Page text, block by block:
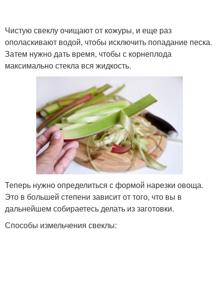
Чистую свеклу очищают от кожуры, и еще раз
ополаскивают водой, чтобы исключить попадание песка.
Затем нужно дать время, чтобы с корнеплода
максимально стекла вся жидкость.
Теперь нужно определиться с формой нарезки овоща.
Это в большей степени зависит от того, что вы в
дальнейшем собираетесь делать из заготовки.
Способы измельчения свеклы: